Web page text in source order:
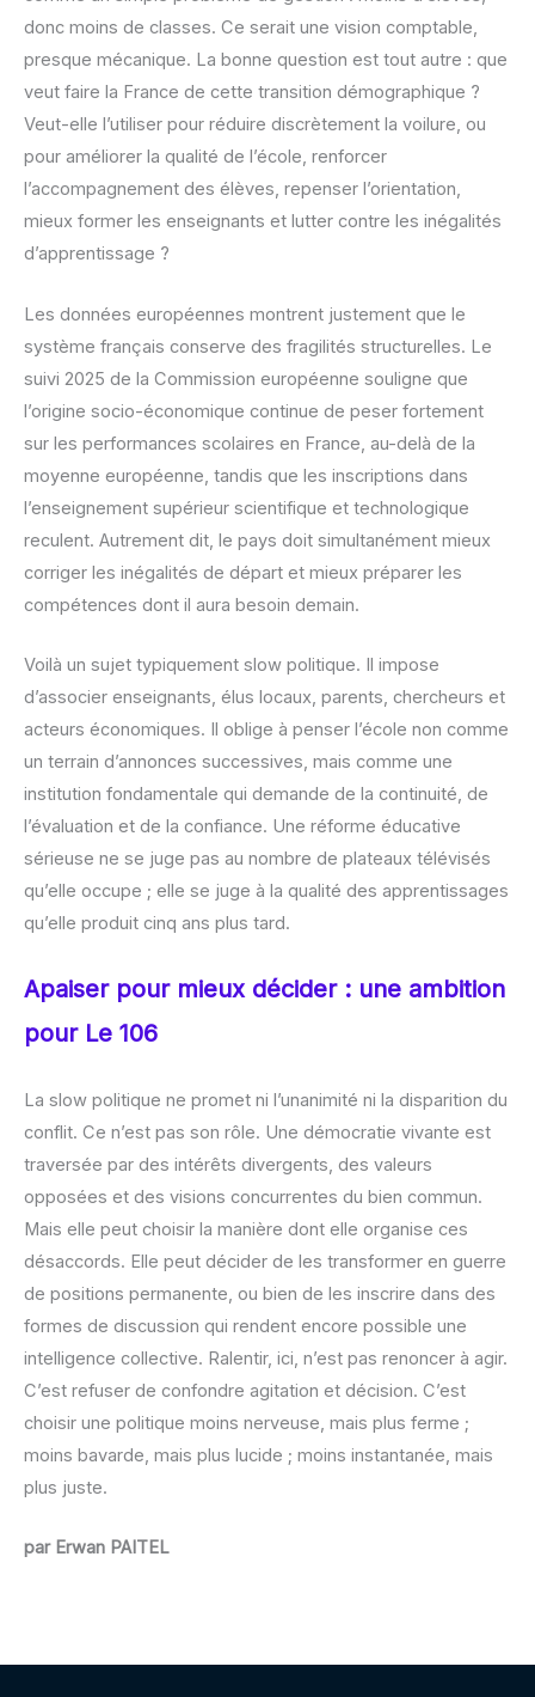
donc moins de classes. Ce serait une vision comptable,
presque mécanique. La bonne question est tout autre : que
veut faire la France de cette transition démographique ?
Veut-elle l’utiliser pour réduire discrètement la voilure, ou
pour améliorer la qualité de l’école, renforcer
l’accompagnement des élèves, repenser l’orientation,
mieux former les enseignants et lutter contre les inégalités
d’apprentissage ?
Les données européennes montrent justement que le
système français conserve des fragilités structurelles. Le
suivi 2025 de la Commission européenne souligne que
l’origine socio-économique continue de peser fortement
sur les performances scolaires en France, au-delà de la
moyenne européenne, tandis que les inscriptions dans
l’enseignement supérieur scientifique et technologique
reculent. Autrement dit, le pays doit simultanément mieux
corriger les inégalités de départ et mieux préparer les
compétences dont il aura besoin demain.
Voilà un sujet typiquement slow politique. Il impose
d’associer enseignants, élus locaux, parents, chercheurs et
acteurs économiques. Il oblige à penser l’école non comme
un terrain d’annonces successives, mais comme une
institution fondamentale qui demande de la continuité, de
l’évaluation et de la confiance. Une réforme éducative
sérieuse ne se juge pas au nombre de plateaux télévisés
qu’elle occupe ; elle se juge à la qualité des apprentissages
qu’elle produit cinq ans plus tard.
Apaiser pour mieux décider : une ambition
pour Le 106
La slow politique ne promet ni l’unanimité ni la disparition du
conflit. Ce n’est pas son rôle. Une démocratie vivante est
traversée par des intérêts divergents, des valeurs
opposées et des visions concurrentes du bien commun.
Mais elle peut choisir la manière dont elle organise ces
désaccords. Elle peut décider de les transformer en guerre
de positions permanente, ou bien de les inscrire dans des
formes de discussion qui rendent encore possible une
intelligence collective. Ralentir, ici, n’est pas renoncer à agir.
C’est refuser de confondre agitation et décision. C’est
choisir une politique moins nerveuse, mais plus ferme ;
moins bavarde, mais plus lucide ; moins instantanée, mais
plus juste.
par Erwan PAITEL